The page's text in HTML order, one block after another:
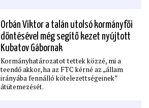
Orbán Viktor a talán utolsó kormányfői
döntésével még segítő kezet nyújtott
Kubatov Gábornak
Kormányhatározatot tettek közzé, mi a
teendő akkor, ha az FTC kérné az „állam
irányába fennálló kötelezettségeinek”
átütemezését.